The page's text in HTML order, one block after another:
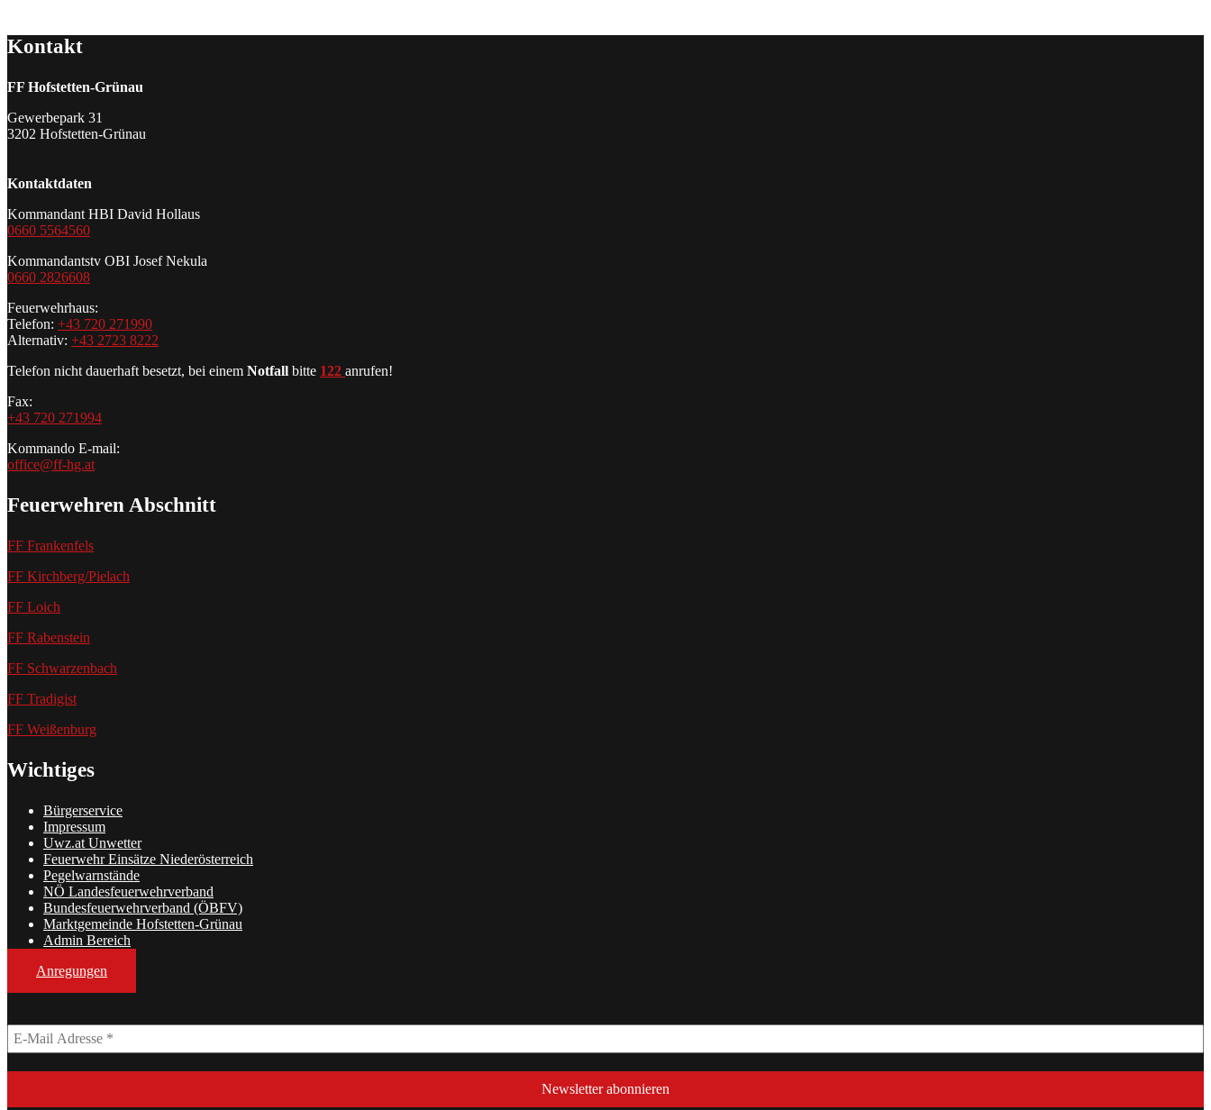
Kontakt
FF Hofstetten-Grünau
Gewerbepark 31
3202 Hofstetten-Grünau
Kontaktdaten
Kommandant HBI David Hollaus
0660 5564560
Kommandantstv OBI Josef Nekula
0660 2826608
Feuerwehrhaus:
Telefon: +43 720 271990
Alternativ: +43 2723 8222
Telefon nicht dauerhaft besetzt, bei einem Notfall bitte 122 anrufen!
Fax:
+43 720 271994
Kommando E-mail:
office@ff-hg.at
Feuerwehren Abschnitt
FF Frankenfels
FF Kirchberg/Pielach
FF Loich
FF Rabenstein
FF Schwarzenbach
FF Tradigist
FF Weißenburg
Wichtiges
Bürgerservice
Impressum
Uwz.at Unwetter
Feuerwehr Einsätze Niederösterreich
Pegelwarnstände
NÖ Landesfeuerwehrverband
Bundesfeuerwehrverband (ÖBFV)
Marktgemeinde Hofstetten-Grünau
Admin Bereich
Anregungen